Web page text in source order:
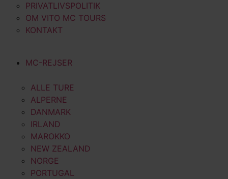
PRIVATLIVSPOLITIK
OM VITO MC TOURS
KONTAKT
MC-REJSER
ALLE TURE
ALPERNE
DANMARK
IRLAND
MAROKKO
NEW ZEALAND
NORGE
PORTUGAL